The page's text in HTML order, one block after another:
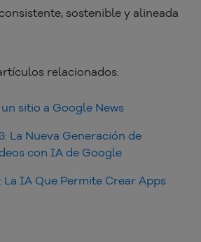
sostenible y alineada
relacionados:
sitio a Google News
La Nueva Generación de
con IA de Google
La IA Que Permite Crear Apps